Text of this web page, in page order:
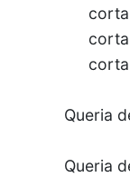
Queria
Queria